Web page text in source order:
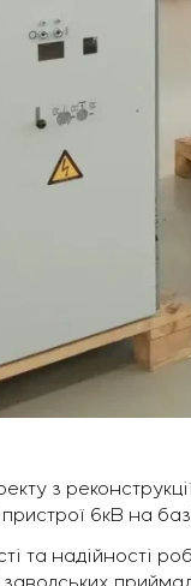
з
6кВ на
та надійності